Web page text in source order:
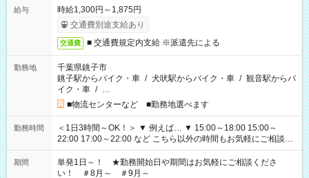
給与
時給1,300円～1,875円
交通費別途支給あり
交通費 ■ 交通費規定内支給 ※派遣先による
勤務地
千葉県銚子市
銚子駅からバイク・車 / 犬吠駅からバイク・車 / 観音駅からバ
イク・車 / …
■物流センターなど ■勤務地選べます
勤務時間
＜1日3時間～OK！＞ ▼ 例えば… ▼ 15:00～18:00 15:00～
22:00 17:00～22:00 など こちら以外の時間もお気軽にご相談く
ださい！
期間
単発1日～！ ★勤務開始日や期間はお気軽にご相談くださ
い！ ＃8月～ ＃9月～